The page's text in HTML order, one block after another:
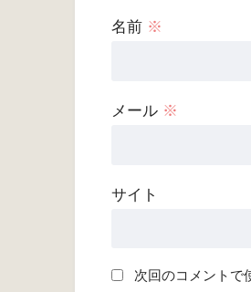
名前 ※
メール ※
サイト
次回のコメントで